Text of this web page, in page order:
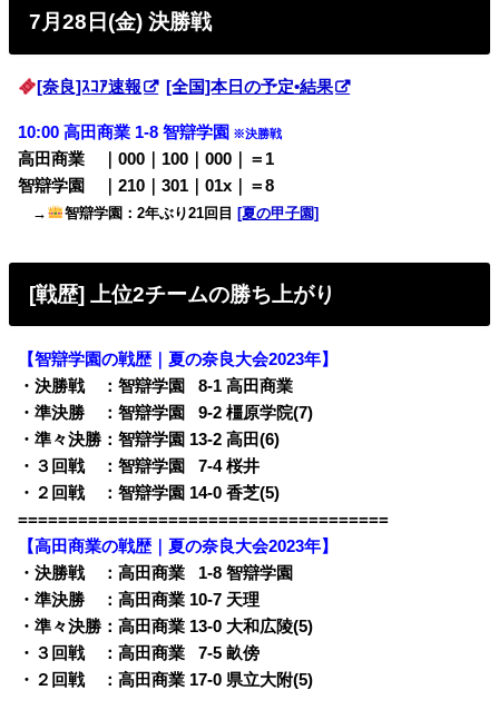
7月28日(金) 決勝戦
[奈良]ｽｺｱ速報 [全国]本日の予定•結果
10:00 高田商業 1-8 智辯学園 ※決勝戦
高田商業 ｜000｜100｜000｜＝1
智辯学園 ｜210｜301｜01x｜＝8
→ 智辯学園：2年ぶり21回目 [夏の甲子園]
[戦歴] 上位2チームの勝ち上がり
【智辯学園の戦歴｜夏の奈良大会2023年】
・決勝戦 ：智辯学園
08-1 高田商業
・準決勝 ：智辯学園
09-2 橿原学院(7)
・準々決勝：智辯学園 13-2 高田(6)
・３回戦 ：智辯学園
07-4 桜井
・２回戦 ：智辯学園 14-0 香芝(5)
=====================================
【高田商業の戦歴｜夏の奈良大会2023年】
・決勝戦 ：高田商業
1-8 智辯学園
・準決勝 ：高田商業 10-7 天理
・準々決勝：高田商業 13-0 大和広陵(5)
・３回戦 ：高田商業
07-5 畝傍
・２回戦 ：高田商業 17-0 県立大附(5)